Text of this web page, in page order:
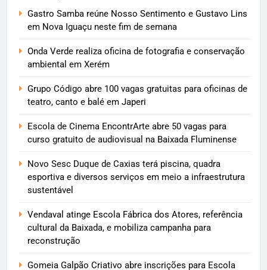
Gastro Samba reúne Nosso Sentimento e Gustavo Lins
em Nova Iguaçu neste fim de semana
Onda Verde realiza oficina de fotografia e conservação
ambiental em Xerém
Grupo Código abre 100 vagas gratuitas para oficinas de
teatro, canto e balé em Japeri
Escola de Cinema EncontrArte abre 50 vagas para
curso gratuito de audiovisual na Baixada Fluminense
Novo Sesc Duque de Caxias terá piscina, quadra
esportiva e diversos serviços em meio a infraestrutura
sustentável
Vendaval atinge Escola Fábrica dos Atores, referência
cultural da Baixada, e mobiliza campanha para
reconstrução
Gomeia Galpão Criativo abre inscrições para Escola